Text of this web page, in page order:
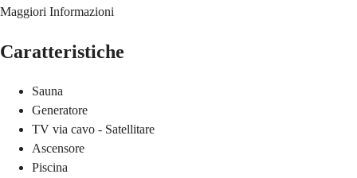
Maggiori Informazioni
Caratteristiche
Sauna
Generatore
TV via cavo - Satellitare
Ascensore
Piscina